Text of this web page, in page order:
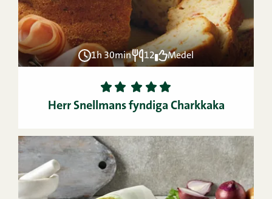
1h 30min 12 Medel
1 2 3 4
5
Herr Snellmans fyndiga Charkkaka